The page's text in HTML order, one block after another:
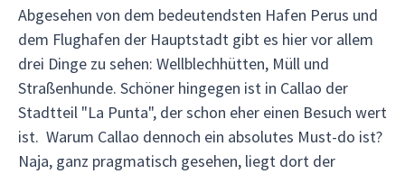
Abgesehen von dem bedeutendsten Hafen Perus und
dem Flughafen der Hauptstadt gibt es hier vor allem
drei Dinge zu sehen: Wellblechhütten, Müll und
Straßenhunde. Schöner hingegen ist in Callao der
Stadtteil "La Punta", der schon eher einen Besuch wert
ist. Warum Callao dennoch ein absolutes Must-do ist?
Naja, ganz pragmatisch gesehen, liegt dort der